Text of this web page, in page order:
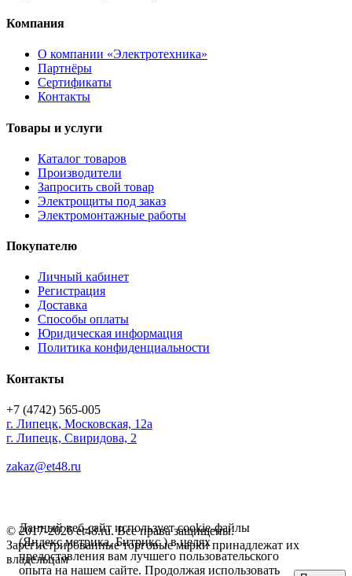
Компания
О компании «Электротехника»
Партнёры
Сертификаты
Контакты
Товары и услуги
Каталог товаров
Производители
Запросить свой товар
Электрощиты под заказ
Электромонтажные работы
Покупателю
Личный кабинет
Регистрация
Доставка
Способы оплаты
Юридическая информация
Политика конфиденциальности
Контакты
+7 (4742) 565-005
г. Липецк, Московская, 12а
г. Липецк, Свиридова, 2
zakaz@et48.ru
© 2017-2026 et48.ru. Все права защищены.
Зарегистрированные торговые марки принадлежат их
владельцам
Данный веб-сайт использует cookie-файлы
(Яндекс метрика, Битрикс ) в целях
предоставления вам лучшего пользовательского
опыта на нашем сайте. Продолжая использовать